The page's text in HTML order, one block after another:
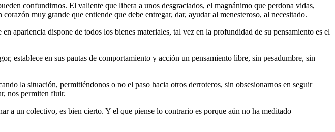
confundirnos. El valiente que libera a unos desgraciados, el magnánimo que perdona vidas,
muy grande que entiende que debe entregar, dar, ayudar al menesteroso, al necesitado.
apariencia dispone de todos los bienes materiales, tal vez en la profundidad de su pensamiento es el
establece en sus pautas de comportamiento y acción un pensamiento libre, sin pesadumbre, sin
la situación, permitiéndonos o no el paso hacia otros derroteros, sin obsesionarnos en seguir
nos permiten fluir.
a un colectivo, es bien cierto. Y el que piense lo contrario es porque aún no ha meditado